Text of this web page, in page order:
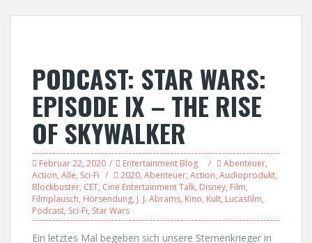
PODCAST: STAR WARS:
EPISODE IX – THE RISE
OF SKYWALKER
Februar 22, 2020 Entertainment Blog Abenteuer,
Action, Alle, Sci-Fi 2020, Abenteuer, Action, Audioprodukt,
Blockbuster, CET, Cine Entertainment Talk, Disney, Film,
Filmplausch, Hörsendung, J. J. Abrams, Kino, Kult, Lucasfilm,
Podcast, Sci-Fi, Star Wars
Ein letztes Mal begeben sich unsere Sternenkrieger in